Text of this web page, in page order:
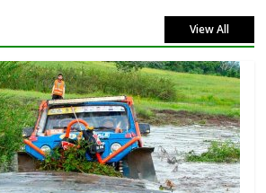
View All